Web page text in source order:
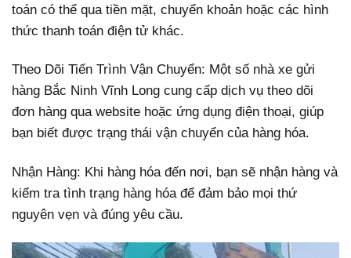
toán có thể qua tiền mặt, chuyển khoản hoặc các hình
thức thanh toán điện tử khác.
Theo Dõi Tiến Trình Vận Chuyển: Một số nhà xe gửi
hàng Bắc Ninh Vĩnh Long cung cấp dịch vụ theo dõi
đơn hàng qua website hoặc ứng dụng điện thoại, giúp
bạn biết được trạng thái vận chuyển của hàng hóa.
Nhận Hàng: Khi hàng hóa đến nơi, bạn sẽ nhận hàng và
kiểm tra tình trạng hàng hóa để đảm bảo mọi thứ
nguyên vẹn và đúng yêu cầu.